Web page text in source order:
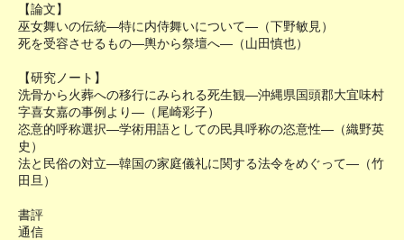
【論文】
巫女舞いの伝統―特に内侍舞いについて―（下野敏見）
死を受容させるもの―輿から祭壇へ―（山田慎也）
【研究ノート】
洗骨から火葬への移行にみられる死生観―沖縄県国頭郡大宜味村
字喜女嘉の事例より―（尾崎彩子）
恣意的呼称選択―学術用語としての民具呼称の恣意性―（織野英
史）
法と民俗の対立―韓国の家庭儀礼に関する法令をめぐって―（竹
田旦）
書評
通信